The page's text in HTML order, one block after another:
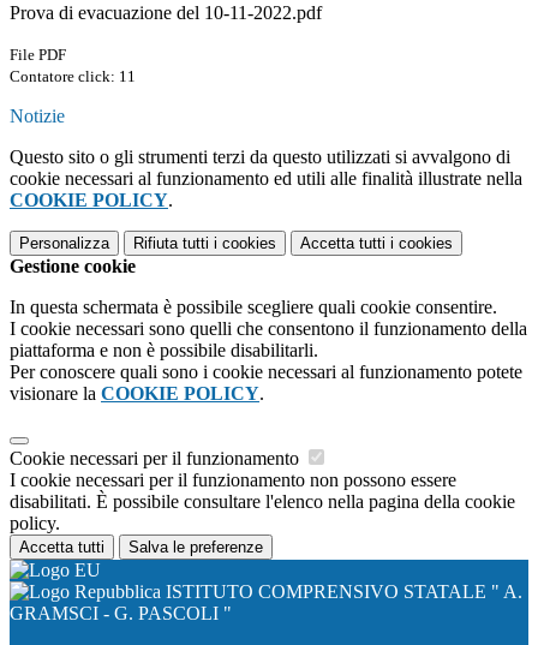
Prova di evacuazione del 10-11-2022.pdf
File PDF
Contatore click: 11
Notizie
Questo sito o gli strumenti terzi da questo utilizzati si avvalgono di
cookie necessari al funzionamento ed utili alle finalità illustrate nella
COOKIE POLICY.
Personalizza Rifiuta tutti i cookies Accetta tutti i cookies
Gestione cookie
In questa schermata è possibile scegliere quali cookie consentire.
I cookie necessari sono quelli che consentono il funzionamento della
piattaforma e non è possibile disabilitarli.
Per conoscere quali sono i cookie necessari al funzionamento potete
visionare la COOKIE POLICY.
Cookie necessari per il funzionamento
I cookie necessari per il funzionamento non possono essere
disabilitati. È possibile consultare l'elenco nella pagina della cookie
policy.
Accetta tutti Salva le preferenze
ISTITUTO COMPRENSIVO STATALE " A.
GRAMSCI - G. PASCOLI "